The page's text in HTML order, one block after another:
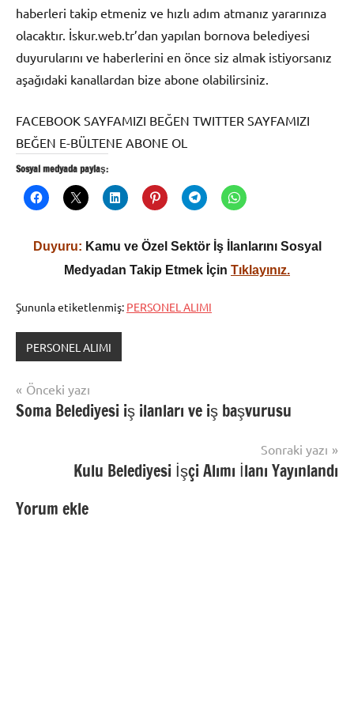
haberleri takip etmeniz ve hızlı adım atmanız yararınıza
olacaktır. İskur.web.tr’dan yapılan bornova belediyesi
duyurularını ve haberlerini en önce siz almak istiyorsanız
aşağıdaki kanallardan bize abone olabilirsiniz.
FACEBOOK SAYFAMIZI BEĞEN TWITTER SAYFAMIZI
BEĞEN E-BÜLTENE ABONE OL
Sosyal medyada paylaş:
Duyuru: Kamu ve Özel Sektör İş İlanlarını Sosyal
Medyadan Takip Etmek İçin Tıklayınız.
Şununla etiketlenmiş: PERSONEL ALIMI
PERSONEL ALIMI
Yazı
gezinmesi
Önceki yazı
Soma Belediyesi iş ilanları ve iş başvurusu
Sonraki yazı
Kulu Belediyesi İşçi Alımı İlanı Yayınlandı
Yorum ekle